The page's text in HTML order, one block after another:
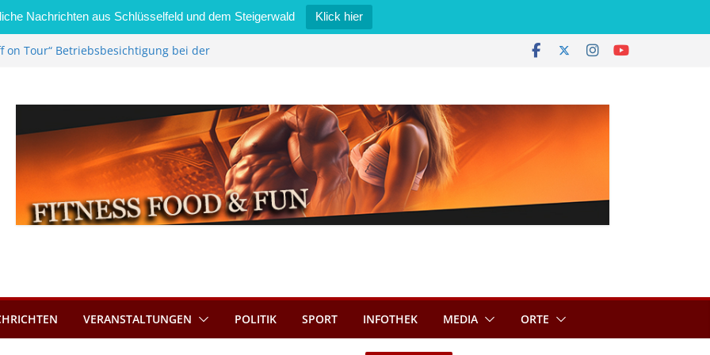
Nachrichten aus Schlüsselfeld und dem Steigerwald Klick hier
on Tour“ Betriebsbesichtigung bei der
bietet Online-Anmeldung für
an
im Wert von 600 Euro
VERANSTALTUNGEN POLITIK SPORT INFOTHEK MEDIA ORTE